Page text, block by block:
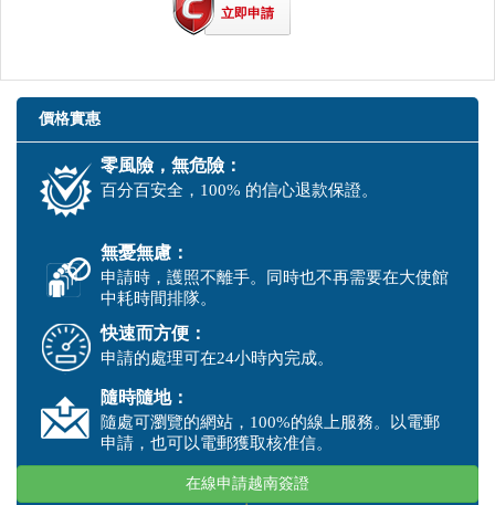
立即申請
價格實惠
零風險，無危險：
百分百安全，100% 的信心退款保證。
無憂無慮：
申請時，護照不離手。同時也不再需要在大使館
中耗時間排隊。
快速而方便：
申請的處理可在24小時內完成。
隨時隨地：
隨處可瀏覽的網站，100%的線上服務。以電郵
申請，也可以電郵獲取核准信。
在線申請越南簽證